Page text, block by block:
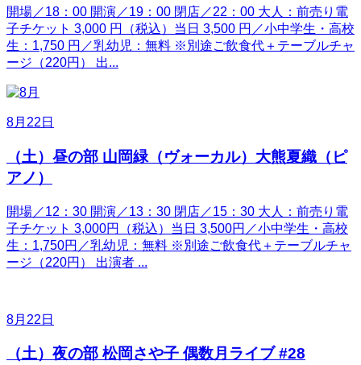
開場／18：00 開演／19：00 閉店／22：00 大人：前売り電
子チケット 3,000 円（税込）当日 3,500 円／小中学生・高校
生：1,750 円／乳幼児：無料 ※別途ご飲食代＋テーブルチャ
ージ（220円） 出...
8月22日
（土）昼の部 山岡緑（ヴォーカル）大熊夏織（ピ
アノ）
開場／12：30 開演／13：30 閉店／15：30 大人：前売り電
子チケット 3,000円（税込）当日 3,500円／小中学生・高校
生：1,750円／乳幼児：無料 ※別途ご飲食代＋テーブルチャ
ージ（220円） 出演者 ...
8月22日
（土）夜の部 松岡さや子 偶数月ライブ #28